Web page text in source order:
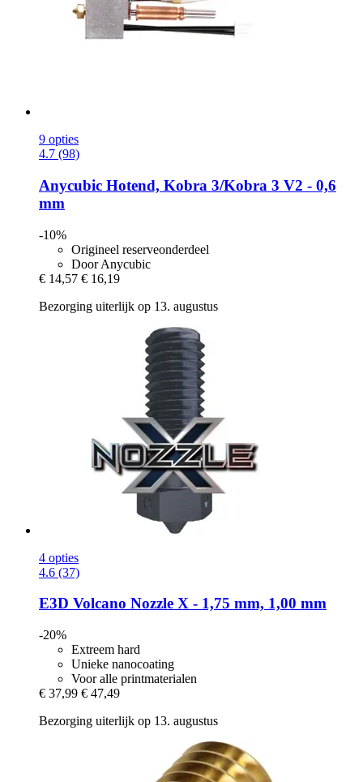
9 opties
4.7 (98)
Anycubic Hotend, Kobra 3/Kobra 3 V2 -​ 0,6
mm
-10%
Origineel reserveonderdeel
Door Anycubic
€ 14,57 € 16,19
Bezorging uiterlijk op 13. augustus
4 opties
4.6 (37)
E3D Volcano Nozzle X -​ 1,75 mm, 1,00 mm
-20%
Extreem hard
Unieke nanocoating
Voor alle printmaterialen
€ 37,99 € 47,49
Bezorging uiterlijk op 13. augustus